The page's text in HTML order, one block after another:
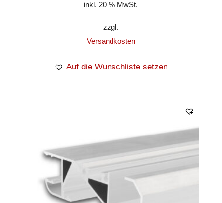
inkl. 20 % MwSt.
zzgl.
Versandkosten
Auf die Wunschliste setzen